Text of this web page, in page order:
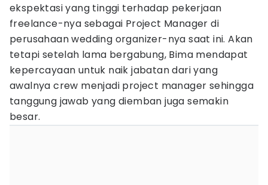
ekspektasi yang tinggi terhadap pekerjaan
freelance-nya sebagai Project Manager di
perusahaan wedding organizer-nya saat ini. Akan
tetapi setelah lama bergabung, Bima mendapat
kepercayaan untuk naik jabatan dari yang
awalnya crew menjadi project manager sehingga
tanggung jawab yang diemban juga semakin
besar.